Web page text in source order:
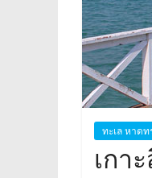
ทะเล หาดท
เกา